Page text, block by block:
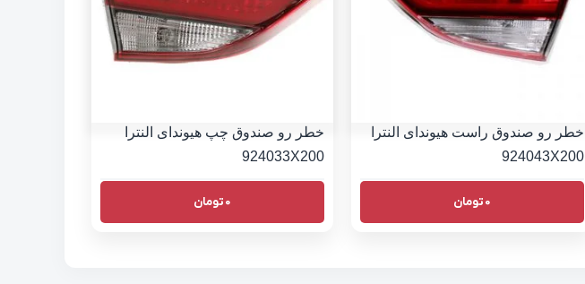
خطر رو صندوق راست هیوندای النترا
924043X200
0تومان
خطر رو صندوق چپ هیوندای النترا
924033X200
0تومان